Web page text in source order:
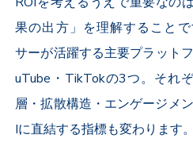
果の出方」を理解すること
サーが活躍する主要プラット
uTube・TikTokの3つ。それ
層・拡散構造・エンゲージメ
Iに直結する指標も変わります。